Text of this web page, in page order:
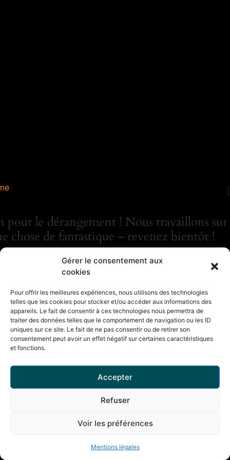
Gérer le consentement aux
cookies
Pour offrir les meilleures expériences, nous utilisons des technologies
telles que les cookies pour stocker et/ou accéder aux informations des
appareils. Le fait de consentir à ces technologies nous permettra de
traiter des données telles que le comportement de navigation ou les ID
uniques sur ce site. Le fait de ne pas consentir ou de retirer son
consentement peut avoir un effet négatif sur certaines caractéristiques
et fonctions.
Accepter
Refuser
Voir les préférences
Mentions légales
pour le dérangement ! Nous travaillons sur
chose de fantastique – revenez bientôt !